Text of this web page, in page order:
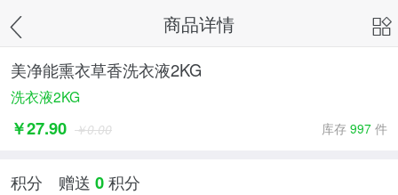
商品详情
美净能熏衣草香洗衣液2KG
洗衣液2KG
￥27.90 ￥0.00 库存 997件
积分 赠送0积分